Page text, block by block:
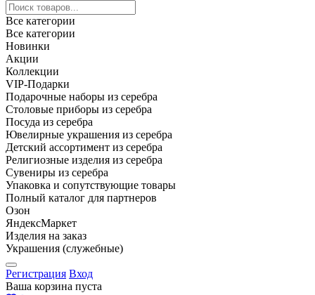
Все категории
Все категории
Новинки
Акции
Коллекции
VIP-Подарки
Подарочные наборы из серебра
Столовые приборы из серебра
Посуда из серебра
Ювелирные украшения из серебра
Детский ассортимент из серебра
Религиозные изделия из серебра
Сувениры из серебра
Упаковка и сопутствующие товары
Полный каталог для партнеров
Озон
ЯндексМаркет
Изделия на заказ
Украшения (служебные)
Регистрация Вход
Ваша корзина пуста